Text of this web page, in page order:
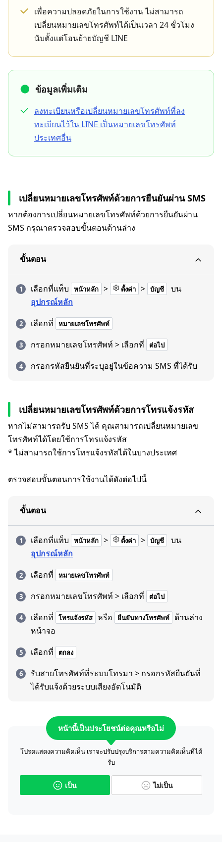
เพื่อความปลอดภัยในการใช้งาน ไม่สามารถ
เปลี่ยนหมายเลขโทรศัพท์ได้เป็นเวลา 24 ชั่วโมง
นับตั้งแต่โอนย้ายบัญชี LINE
ข้อมูลเพิ่มเติม
ลงทะเบียนหรือเปลี่ยนหมายเลขโทรศัพท์ที่ลง
ทะเบียนไว้ใน LINE เป็นหมายเลขโทรศัพท์
ประเทศอื่น
เปลี่ยนหมายเลขโทรศัพท์ด้วยการยืนยันผ่าน SMS
หากต้องการเปลี่ยนหมายเลขโทรศัพท์ด้วยการยืนยันผ่าน
SMS กรุณาตรวจสอบขั้นตอนด้านล่าง
ขั้นตอน
เลือกที่แท็บ หน้าหลัก > ตั้งค่า > บัญชี
บน
อุปกรณ์หลัก
เลือกที่
หมายเลขโทรศัพท์
กรอกหมายเลขโทรศัพท์ > เลือกที่ ต่อไป
กรอกรหัสยืนยันที่ระบุอยู่ในข้อความ SMS ที่ได้รับ
เปลี่ยนหมายเลขโทรศัพท์ด้วยการโทรแจ้งรหัส
หากไม่สามารถรับ SMS ได้ คุณสามารถเปลี่ยนหมายเลข
โทรศัพท์ได้โดยใช้การโทรแจ้งรหัส
* ไม่สามารถใช้การโทรแจ้งรหัสได้ในบางประเทศ
ตรวจสอบขั้นตอนการใช้งานได้ดังต่อไปนี้
ขั้นตอน
เลือกที่แท็บ หน้าหลัก > ตั้งค่า > บัญชี
บน
อุปกรณ์หลัก
เลือกที่
หมายเลขโทรศัพท์
กรอกหมายเลขโทรศัพท์ > เลือกที่ ต่อไป
เลือกที่ โทรแจ้งรหัส หรือ ยืนยันทางโทรศัพท์
ด้านล่าง
หน้าจอ
เลือกที่
ตกลง
รับสายโทรศัพท์ที่ระบบโทรมา > กรอกรหัสยืนยันที่
ได้รับแจ้งด้วยระบบเสียงอัตโนมัติ
หน้านี้เป็นประโยชน์ต่อคุณหรือไม่
โปรดแสดงความคิดเห็น เราจะปรับปรุงบริการตามความคิดเห็นที่ได้
รับ
เป็น ไม่เป็น